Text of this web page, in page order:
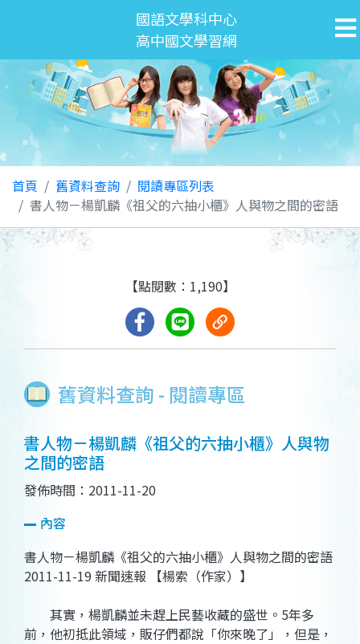
國語文學科中心
高中國文學習網
首頁 舊資料查詢
閱讀專區列表
書人物－楊凱麟《祖父的六抽小櫃》人與物之間的密語
舊資料查詢 - 閱讀專區
【點閱數：1,190】
書人物－楊凱麟《祖父的六抽小櫃》人與物
之間的密語
發佈時間：2011-11-20
內容
書人物－楊凱麟《祖父的六抽小櫃》人與物之間的密語
2011-11-19 新聞速報 【楊索（作家）】
其實，楊凱麟並未趕上民藝收藏的盛世。5年多
前，他初抵此領域，販仔們都說「你來晚了」，但是，